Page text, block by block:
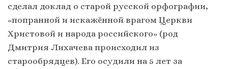
сделал доклад о старой русской орфографии,
«попранной и искажённой врагом Церкви
Христовой и народа российского» (род
Дмитрия Лихачева происходил из
старообрядцев). Его осудили на 5 лет за